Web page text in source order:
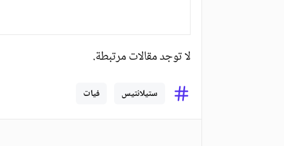
لا توجد مقالات مرتبطة.
ستيلانتيس فيات